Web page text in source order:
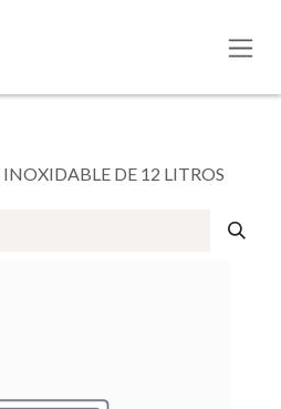
INOXIDABLE DE 12 LITROS